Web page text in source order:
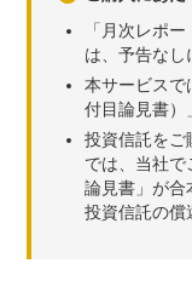
「月次レポ
は、予告なし
本サービスで
付目論見書）
投資信託をご
では、当社
論見書」が合
投資信託の償